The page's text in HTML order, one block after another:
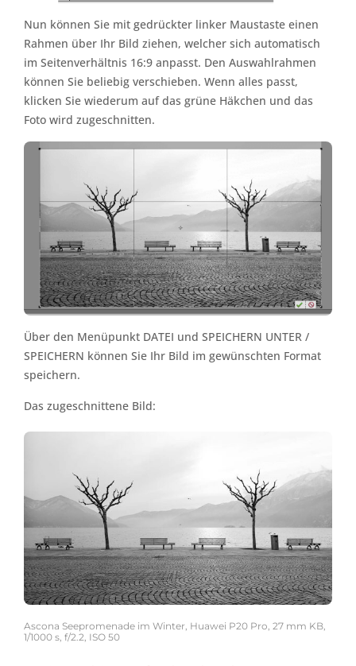
Nun können Sie mit gedrückter linker Maustaste einen
Rahmen über Ihr Bild ziehen, welcher sich automatisch
im Seitenverhältnis 16:9 anpasst. Den Auswahlrahmen
können Sie beliebig verschieben. Wenn alles passt,
klicken Sie wiederum auf das grüne Häkchen und das
Foto wird zugeschnitten.
Über den Menüpunkt DATEI und SPEICHERN UNTER /
SPEICHERN können Sie Ihr Bild im gewünschten Format
speichern.
Das zugeschnittene Bild:
Ascona Seepromenade im Winter, Huawei P20 Pro, 27 mm KB,
1/1000 s, f/2.2, ISO 50